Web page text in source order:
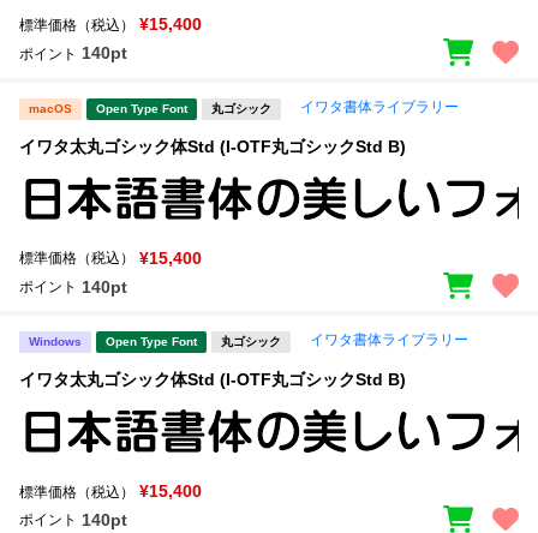
標準価格（税込） ¥15,400
ポイント 140pt
macOS Open Type Font 丸ゴシック イワタ書体ライブラリー
イワタ太丸ゴシック体Std (I-OTF丸ゴシックStd B)
標準価格（税込） ¥15,400
ポイント 140pt
Windows Open Type Font 丸ゴシック イワタ書体ライブラリー
イワタ太丸ゴシック体Std (I-OTF丸ゴシックStd B)
標準価格（税込） ¥15,400
ポイント 140pt